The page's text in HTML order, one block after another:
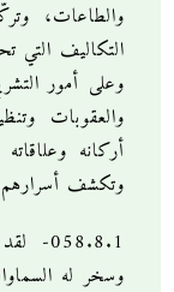
والطاعات،
التكاليف التي
وعلى أمور
والعقوبات
أركانه
وتكشف
وسخر له